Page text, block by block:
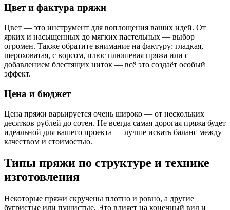
Цвет и фактура пряжи
Цвет — это инструмент для воплощения ваших идей. От
ярких и насыщенных до мягких пастельных — выбор
огромен. Также обратите внимание на фактуру: гладкая,
шероховатая, с ворсом, плюс плюшевая пряжа или с
добавлением блестящих ниток — всё это создаёт особый
эффект.
Цена и бюджет
Цена пряжи варьируется очень широко — от нескольких
десятков рублей до сотен. Не всегда самая дорогая пряжа будет
идеальной для вашего проекта — лучше искать баланс между
качеством и стоимостью.
Типы пряжи по структуре и технике
изготовления
Некоторые пряжи скручены плотно и ровно, а другие
бугристые или пушистые. Это влияет на конечный вид и